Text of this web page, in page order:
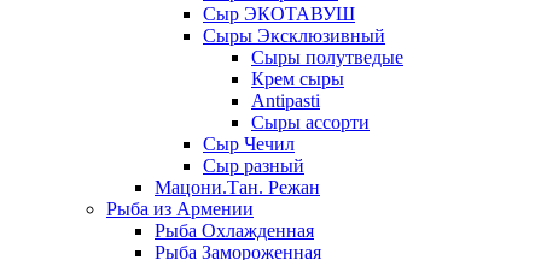
Сыр ЭКОТАВУШ
Сыры Эксклюзивный
Сыры полутведые
Крем сыры
Antipasti
Сыры ассорти
Сыр Чечил
Сыр разный
Мацони.Тан. Режан
Рыба из Армении
Рыба Охлажденная
Рыба Замороженная